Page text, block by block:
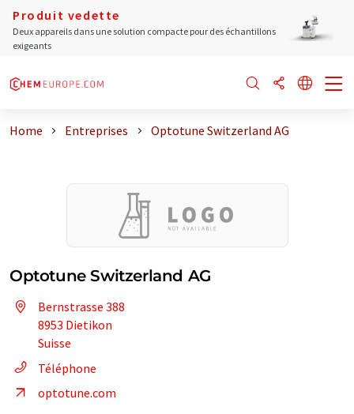
Produit vedette
Deux appareils dans une solution compacte pour des échantillons
exigeants
Home Entreprises Optotune Switzerland AG
Optotune Switzerland AG
Bernstrasse 388
8953 Dietikon
Suisse
Téléphone
optotune.com